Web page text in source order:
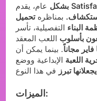
بشكل
بمناظرهتحميل
البناء التفصيلية، تأسر
بأسلوب اللعب المعقد
مجاناً. بينما يمكن أن
اللعبة الإبداعية ووضع
يجعلانها تبرز
الميزات: